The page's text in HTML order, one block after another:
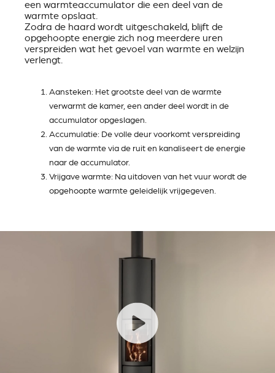
een warmteaccumulator die een deel van de
warmte opslaat.
Zodra de haard wordt uitgeschakeld, blijft de
opgehoopte energie zich nog meerdere uren
verspreiden wat het gevoel van warmte en welzijn
verlengt.
Aansteken: Het grootste deel van de warmte
verwarmt de kamer, een ander deel wordt in de
accumulator opgeslagen.
Accumulatie: De volle deur voorkomt verspreiding
van de warmte via de ruit en kanaliseert de energie
naar de accumulator.
Vrijgave warmte: Na uitdoven van het vuur wordt de
opgehoopte warmte geleidelijk vrijgegeven.